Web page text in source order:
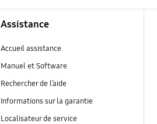
Assistance
Accueil assistance
Manuel et Software
Rechercher de l’aide
Informations sur la garantie
Localisateur de service